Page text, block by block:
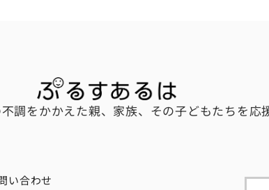
調をかかえた親、家族、その子どもたちを応
い合わせ